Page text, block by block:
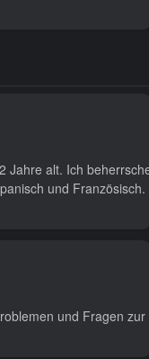
Jahre alt. Ich
und Französisch.
und Fragen zur